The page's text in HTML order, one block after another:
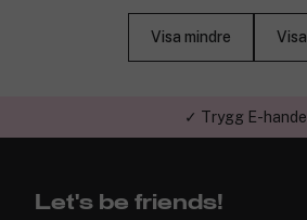
Visa mindre
✓ Trygg E-handel
Let's be friends!